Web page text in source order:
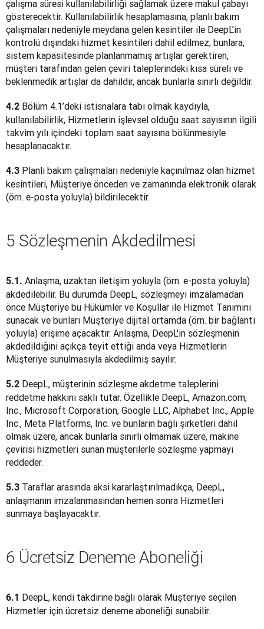
çalışma süresi kullanılabilirliği sağlamak üzere makul çabayı
gösterecektir. Kullanılabilirlik hesaplamasına, planlı bakım
çalışmaları nedeniyle meydana gelen kesintiler ile DeepL’in
kontrolü dışındaki hizmet kesintileri dahil edilmez; bunlara,
sistem kapasitesinde planlanmamış artışlar gerektiren,
müşteri tarafından gelen çeviri taleplerindeki kısa süreli ve
beklenmedik artışlar da dahildir, ancak bunlarla sınırlı değildir.
4.2 Bölüm 4.1’deki istisnalara tabi olmak kaydıyla,
kullanılabilirlik, Hizmetlerin işlevsel olduğu saat sayısının ilgili
takvim yılı içindeki toplam saat sayısına bölünmesiyle
hesaplanacaktır.
4.3 Planlı bakım çalışmaları nedeniyle kaçınılmaz olan hizmet
kesintileri, Müşteriye önceden ve zamanında elektronik olarak
(örn. e-posta yoluyla) bildirilecektir.
5 Sözleşmenin Akdedilmesi
5.1. Anlaşma, uzaktan iletişim yoluyla (örn. e-posta yoluyla)
akdedilebilir. Bu durumda DeepL, sözleşmeyi imzalamadan
önce Müşteriye bu Hükümler ve Koşullar ile Hizmet Tanımını
sunacak ve bunları Müşteriye dijital ortamda (örn. bir bağlantı
yoluyla) erişime açacaktır. Anlaşma, DeepL'in sözleşmenin
akdedildiğini açıkça teyit ettiği anda veya Hizmetlerin
Müşteriye sunulmasıyla akdedilmiş sayılır.
5.2 DeepL, müşterinin sözleşme akdetme taleplerini
reddetme hakkını saklı tutar. Özellikle DeepL, Amazon.com,
Inc., Microsoft Corporation, Google LLC, Alphabet Inc., Apple
Inc., Meta Platforms, Inc. ve bunların bağlı şirketleri dahil
olmak üzere, ancak bunlarla sınırlı olmamak üzere, makine
çevirisi hizmetleri sunan müşterilerle sözleşme yapmayı
reddeder.
5.3 Taraflar arasında aksi kararlaştırılmadıkça, DeepL,
anlaşmanın imzalanmasından hemen sonra Hizmetleri
sunmaya başlayacaktır.
6 Ücretsiz Deneme Aboneliği
6.1 DeepL, kendi takdirine bağlı olarak Müşteriye seçilen
Hizmetler için ücretsiz deneme aboneliği sunabilir.